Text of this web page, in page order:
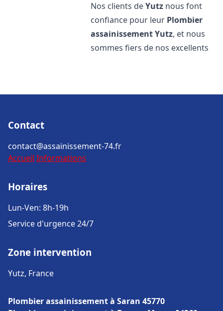
Nos clients deYutz nous font
confiance pour leur Plombier
assainissementYutz, et nous
sommes fiers de nos excellents
Contact
contact@assainissement-74.fr
Accueil Informations
Horaires
Lun-Ven: 8h-19h
Service d'urgence 24/7
Zone intervention
Yutz, France
Plombier assainissement à Saran 45770